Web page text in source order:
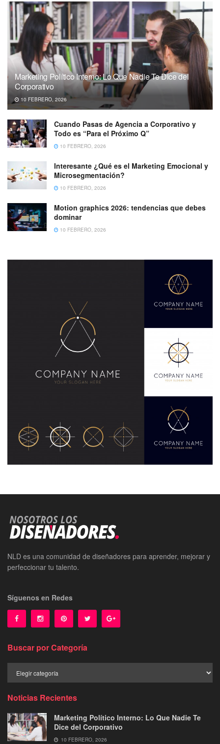
Marketing Político Interno: Lo Que Nadie Te Dice del
Corporativo
10 FEBRERO, 2026
Cuando Pasas de Agencia a Corporativo y
Todo es “Para el Próximo Q”
10 FEBRERO, 2026
Interesante ¿Qué es el Marketing Emocional y
Microsegmentación?
10 FEBRERO, 2026
Motion graphics 2026: tendencias que debes
dominar
10 FEBRERO, 2026
NLD es una comunidad de diseñadores para aprender, mejorar y
perfeccionar tu talento.
Síguenos en Redes
Buscar por Categoría
por
Noticias Recientes
Marketing Político Interno: Lo Que Nadie Te
Dice del Corporativo
10 FEBRERO, 2026